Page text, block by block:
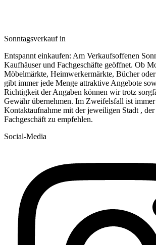
Sonntagsverkauf in
Entspannt einkaufen: Am Verkaufsoffenen
Kaufhäuser und Fachgeschäfte geöffnet. Ob
Möbelmärkte, Heimwerkermärkte, Bücher
gibt immer jede Menge attraktive Angebote
Richtigkeit der Angaben können wir trotz
Gewähr übernehmen. Im Zweifelsfall ist immer
Kontaktaufnahme mit der jeweiligen Stadt ,
Fachgeschäft zu empfehlen.
Social-Media